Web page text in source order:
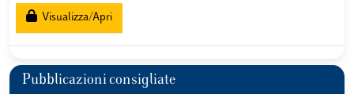
Visualizza/Apri
Pubblicazioni consigliate